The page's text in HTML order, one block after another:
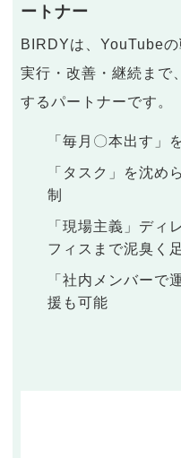
ートナー
BIRDYは、YouTubeの
実行・改善・継続まで
するパートナーです。
「毎月〇本出す」
「タスク」を沈め
制
「現場主義」ディ
フィスまで泥臭く
「社内メンバーで
援も可能